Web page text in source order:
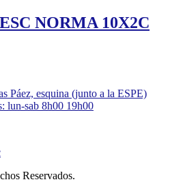
NORMA 10X2C
Páez, esquina (junto a la ESPE)
lun-sab 8h00 19h00
Reservados.